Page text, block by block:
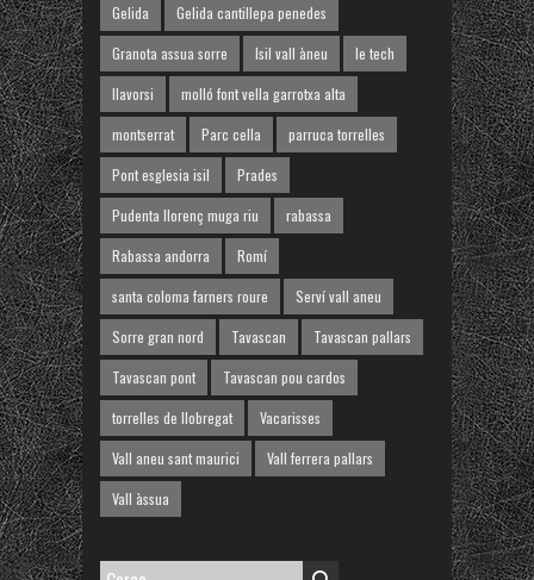
Gelida
Gelida cantillepa penedes
Granota assua sorre
Isil vall àneu
le tech
llavorsi
molló font vella garrotxa alta
montserrat
Parc cella
parruca torrelles
Pont esglesia isil
Prades
Pudenta llorenç muga riu
rabassa
Rabassa andorra
Romí
santa coloma farners roure
Serví vall aneu
Sorre gran nord
Tavascan
Tavascan pallars
Tavascan pont
Tavascan pou cardos
torrelles de llobregat
Vacarisses
Vall aneu sant maurici
Vall ferrera pallars
Vall àssua